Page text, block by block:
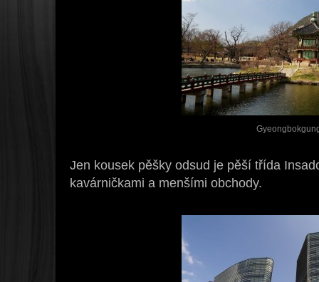
Jen kousek pěšky odsud je pěší třída
kavárničkami a menšími obchody.